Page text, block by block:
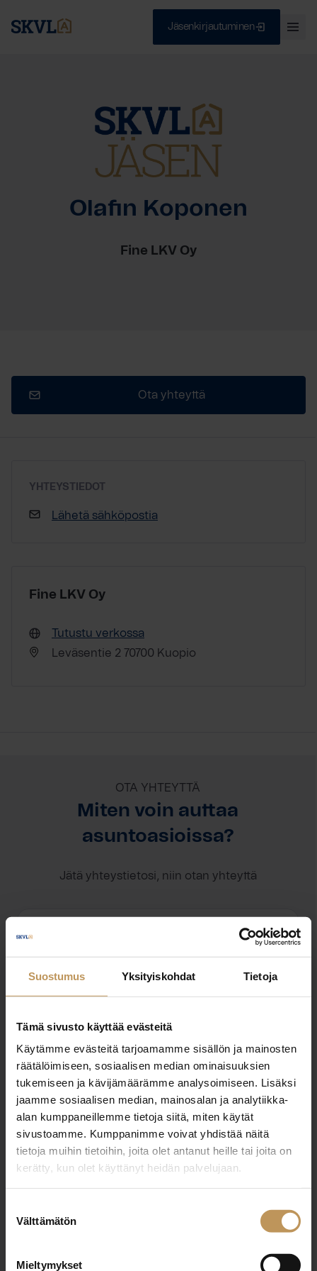
Suostumus Yksityiskohdat Tietoja
Tämä sivusto käyttää evästeitä
Käytämme evästeitä tarjoamamme sisällön ja mainosten
räätälöimiseen, sosiaalisen median ominaisuuksien
tukemiseen ja kävijämäärämme analysoimiseen. Lisäksi
jaamme sosiaalisen median, mainosalan ja analytiikka-
alan kumppaneillemme tietoja siitä, miten käytät
sivustoamme. Kumppanimme voivat yhdistää näitä
tietoja muihin tietoihin, joita olet antanut heille tai joita on
kerätty, kun olet käyttänyt heidän palvelujaan.
valinta
Välttämätön
Mieltymykset
Jäsenkirjautuminen
Olafin Koponen
Fine LKV Oy
Ota yhteyttä
YHTEYSTIEDOT
Lähetä sähköpostia
Fine LKV Oy
Tutustu verkossa
Leväsentie 2 70700 Kuopio
OTA YHTEYTTÄ
Miten voin auttaa
asuntoasioissa?
Jätä yhteystietosi, niin otan yhteyttä
"*" näyttää pakolliset kentät
Aihe
Nimi*
Sähköposti